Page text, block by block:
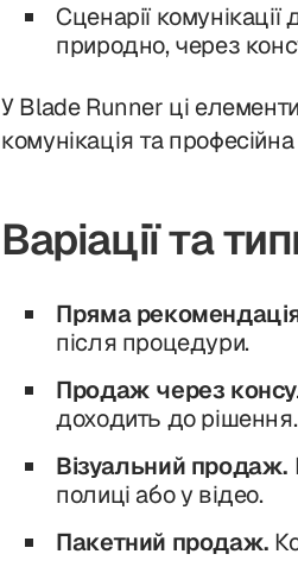
Сценарії
природно, через
У Blade Runner ці
комунікація та професійна
Варіації та
Пряма
після процедури.
Продаж через
доходить до рішення.
Візуальний продаж.
полиці або у відео.
Пакетний продаж.